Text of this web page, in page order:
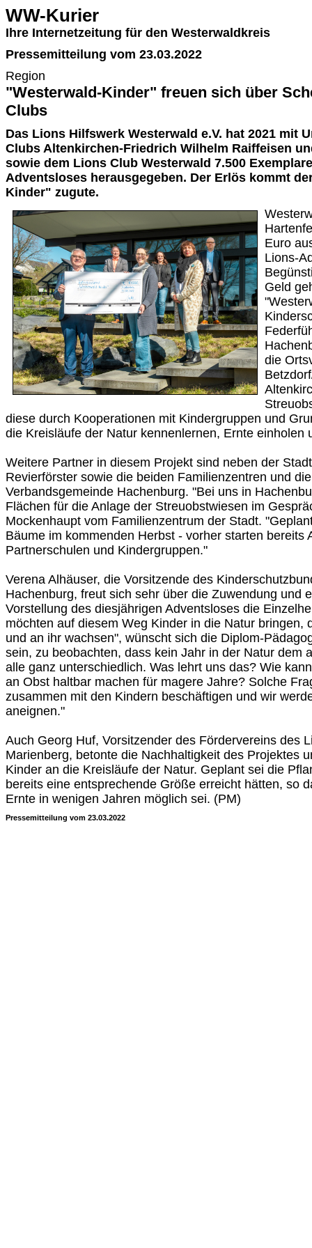
WW-Kurier
Ihre Internetzeitung für den Westerwaldkreis
Pressemitteilung vom 23.03.2022
Region
"Westerwald-Kinder" freuen sich über
Clubs
Das Lions Hilfswerk Westerwald e.V. hat 2021 mit
Clubs Altenkirchen-Friedrich Wilhelm Raiffeisen
sowie dem Lions Club Westerwald 7.500
Adventsloses herausgegeben. Der Erlös kommt
Kinder" zugute.
Euro
Lions-
Geld
die
diese durch Kooperationen mit Kindergruppen und
die Kreisläufe der Natur kennenlernen, Ernte einholen
Weitere Partner in diesem Projekt sind neben der
Revierförster sowie die beiden Familienzentren und
Verbandsgemeinde Hachenburg. "Bei uns in
Flächen für die Anlage der Streuobstwiesen im
Mockenhaupt vom Familienzentrum der Stadt.
Bäume im kommenden Herbst - vorher starten bereits
Partnerschulen und Kindergruppen."
Verena Alhäuser, die Vorsitzende des
Hachenburg, freut sich sehr über die Zuwendung und
Vorstellung des diesjährigen Adventsloses die
möchten auf diesem Weg Kinder in die Natur bringen,
und an ihr wachsen", wünscht sich die Diplom-
sein, zu beobachten, dass kein Jahr in der Natur dem
alle ganz unterschiedlich. Was lehrt uns das? Wie
an Obst haltbar machen für magere Jahre? Solche
zusammen mit den Kindern beschäftigen und wir
aneignen."
Auch Georg Huf, Vorsitzender des Fördervereins des
Marienberg, betonte die Nachhaltigkeit des Projektes
Kinder an die Kreisläufe der Natur. Geplant sei die
bereits eine entsprechende Größe erreicht hätten, so
Ernte in wenigen Jahren möglich sei. (PM)
Pressemitteilung vom 23.03.2022